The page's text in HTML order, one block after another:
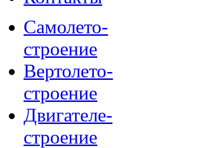
Самолето-
строение
Вертолето-
строение
Двигателе-
строение